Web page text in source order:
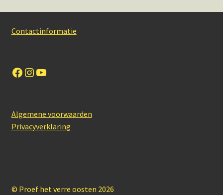
Contactinformatie
Facebook
Instagram
YouTube
Algemene voorwaarden
Privacyverklaring
© Proef het verre oosten 2026